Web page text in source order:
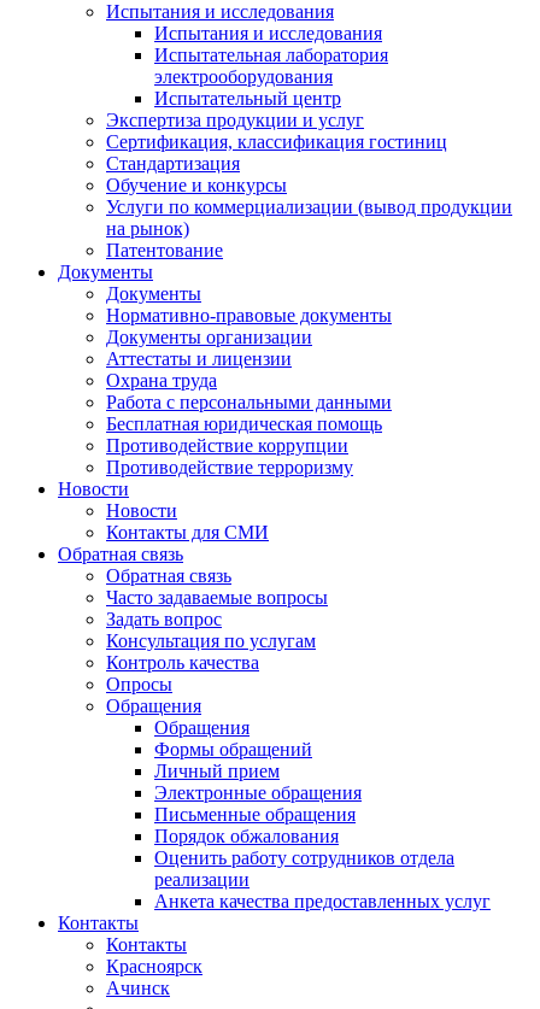
Испытания и исследования
Испытания и исследования
Испытательная лаборатория
электрооборудования
Испытательный центр
Экспертиза продукции и услуг
Сертификация, классификация гостиниц
Стандартизация
Обучение и конкурсы
Услуги по коммерциализации (вывод продукции
на рынок)
Патентование
Документы
Документы
Нормативно-правовые документы
Документы организации
Аттестаты и лицензии
Охрана труда
Работа с персональными данными
Бесплатная юридическая помощь
Противодействие коррупции
Противодействие терроризму
Новости
Новости
Контакты для СМИ
Обратная связь
Обратная связь
Часто задаваемые вопросы
Задать вопрос
Консультация по услугам
Контроль качества
Опросы
Обращения
Обращения
Формы обращений
Личный прием
Электронные обращения
Письменные обращения
Порядок обжалования
Оценить работу сотрудников отдела
реализации
Анкета качества предоставленных услуг
Контакты
Контакты
Красноярск
Ачинск